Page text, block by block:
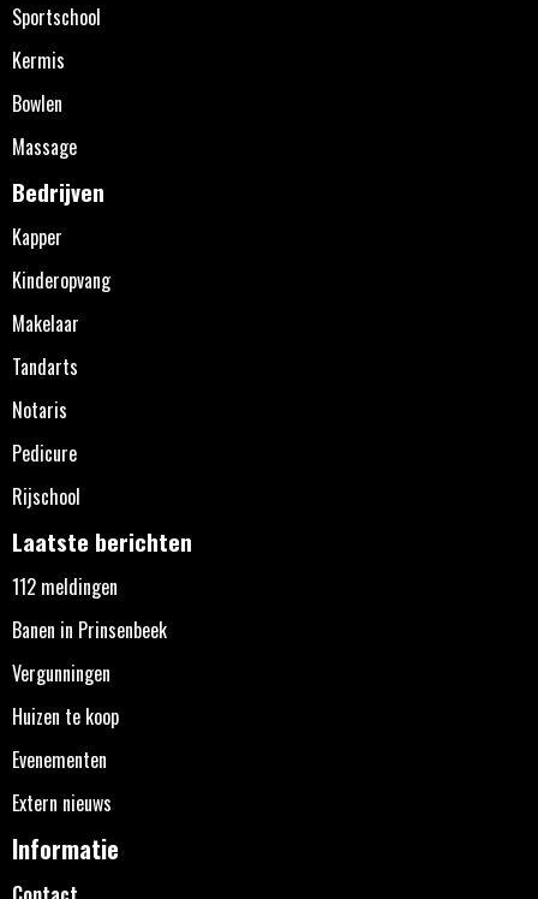
Sportschool
Kermis
Bowlen
Massage
Bedrijven
Kapper
Kinderopvang
Makelaar
Tandarts
Notaris
Pedicure
Rijschool
Laatste berichten
112 meldingen
Banen in Prinsenbeek
Vergunningen
Huizen te koop
Evenementen
Extern nieuws
Informatie